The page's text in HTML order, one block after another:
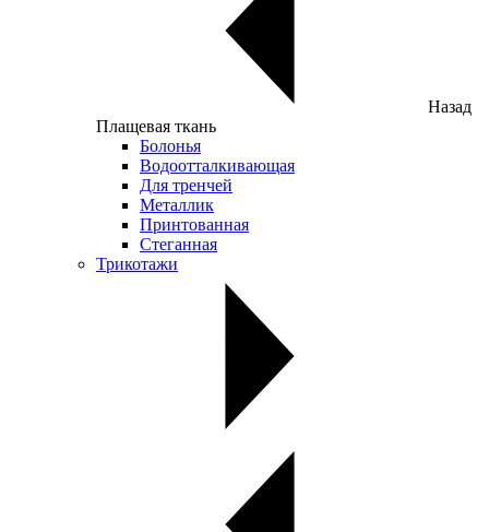
Назад
Плащевая ткань
Болонья
Водоотталкивающая
Для тренчей
Металлик
Принтованная
Стеганная
Трикотажи